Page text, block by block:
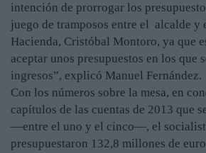
intención de prorrogar los
juego de tramposos entre el alcalde y
Hacienda, Cristóbal Montoro, ya que
aceptar unos presupuestos en los que
ingresos”, explicó Manuel Fernández.
Con los números sobre la mesa, en
capítulos de las cuentas de 2013 que
—entre el uno y el cinco—, el
presupuestaron 132,8 millones de